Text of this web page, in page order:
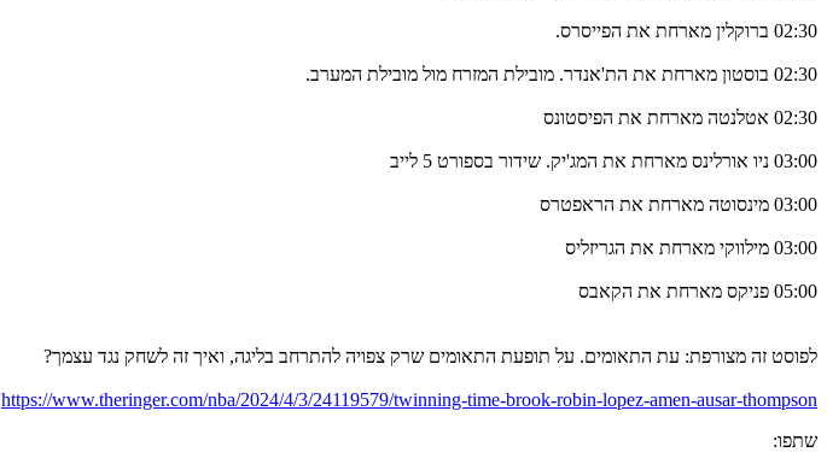
02:30 ברוקלין מארחת את הפייסרס.
02:30 בוסטון מארחת את הת'אנדר. מובילת המזרח מול מובילת המערב.
02:30 אטלנטה מארחת את הפיסטונס
03:00 ניו אורלינס מארחת את המג'יק. שידור בספורט 5 לייב
03:00 מינסוטה מארחת את הראפטרס
03:00 מילווקי מארחת את הגריזליס
05:00 פניקס מארחת את הקאבס
לפוסט זה מצורפת: עת התאומים. על תופעת התאומים שרק צפויה להתרחב בליגה, ואיך זה לשחק נגד עצמך?
https://www.theringer.com/nba/2024/4/3/24119579/twinning-time-brook-robin-lopez-amen-ausar-thompson
שתפו: